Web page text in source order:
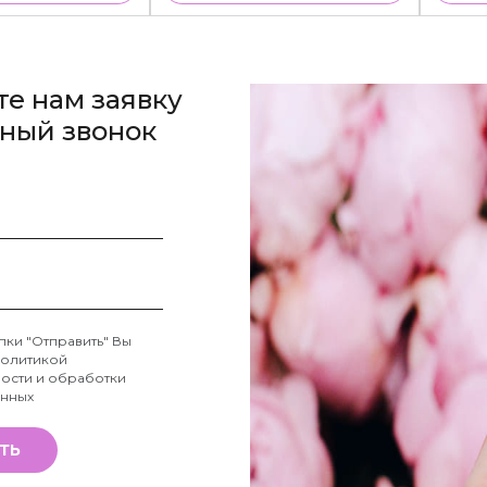
нам заявку
звонок
"Отправить" Вы
и обработки